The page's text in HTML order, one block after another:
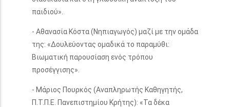
παιδιού».
- Αθανασία Κόστα (Νηπιαγωγός) μαζί με την ομάδα
της: «Δουλεύοντας ομαδικά το παραμύθι:
Βιωματική παρουσίαση ενός τρόπου
προσέγγισης».
- Μάριος Πουρκός (Αναπληρωτής Καθηγητής,
Π.Τ.Π.Ε. Πανεπιστημίου Κρήτης): «Τα δέκα